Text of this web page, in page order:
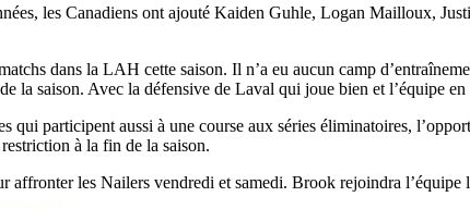
les Canadiens ont ajouté Kaiden Guhle, Logan Mailloux,
dans la LAH cette saison. Il n’a eu aucun camp
la saison. Avec la défensive de Laval qui joue bien et l’équipe
qui participent aussi à une course aux séries éliminatoires,
à la fin de la saison.
affronter les Nailers vendredi et samedi. Brook rejoindra l’équipe